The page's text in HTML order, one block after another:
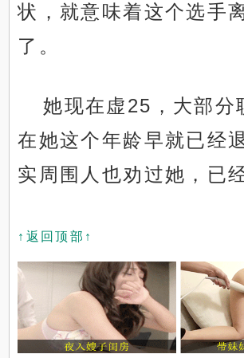
状，就意味着这个选手
了。
她现在虚25，大部分
在她这个年龄早就已经
实周围人也劝过她，已
↑返回顶部↑